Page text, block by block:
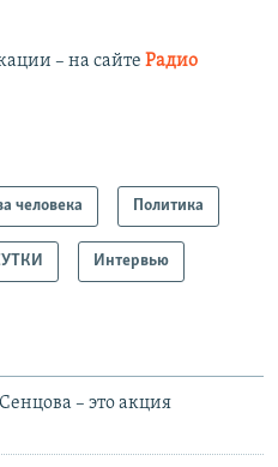
– на сайте Радио
человека Политика
Интервью
– это акция